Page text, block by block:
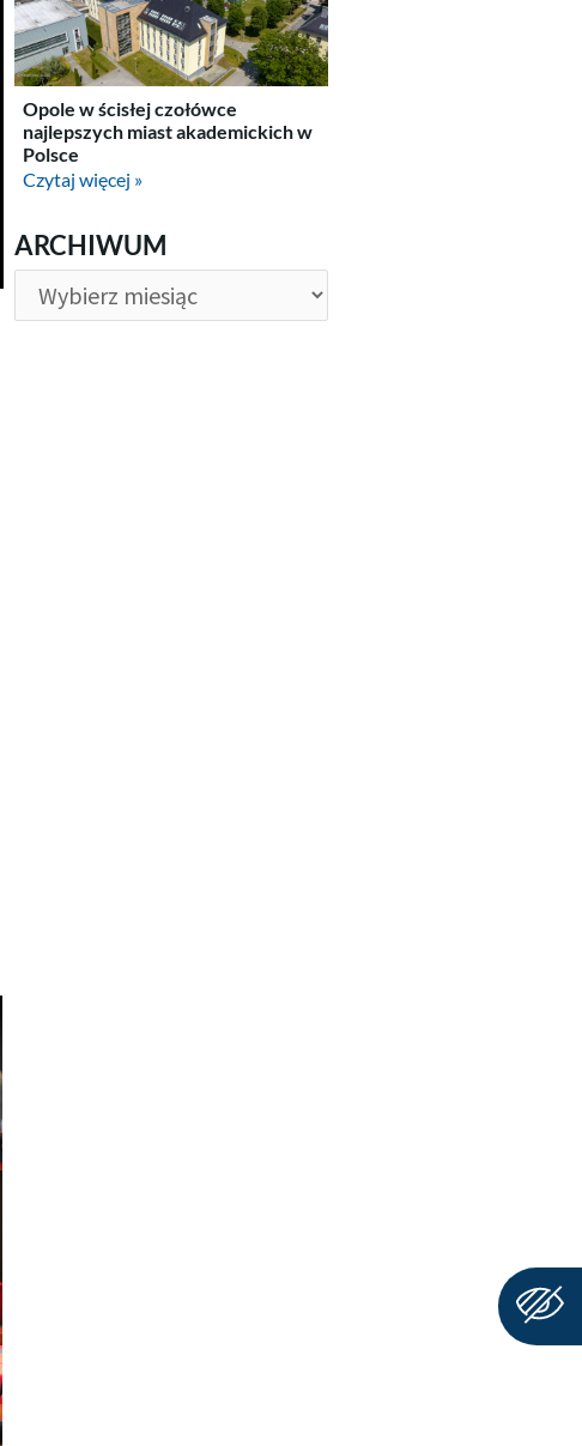
Opole w ścisłej czołówce
najlepszych miast akademickich w
Polsce
Czytaj więcej »
ARCHIWUM
ARCHIWUM